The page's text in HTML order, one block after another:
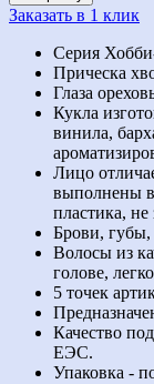
Заказать в 1 клик
Серия
Прическа
Глаза
Кукла
винила,
Лицо
выполнены в
пластика,
Брови,
Волосы из
голове,
5 точек
Качество
ЕЭС.
Упаковка -